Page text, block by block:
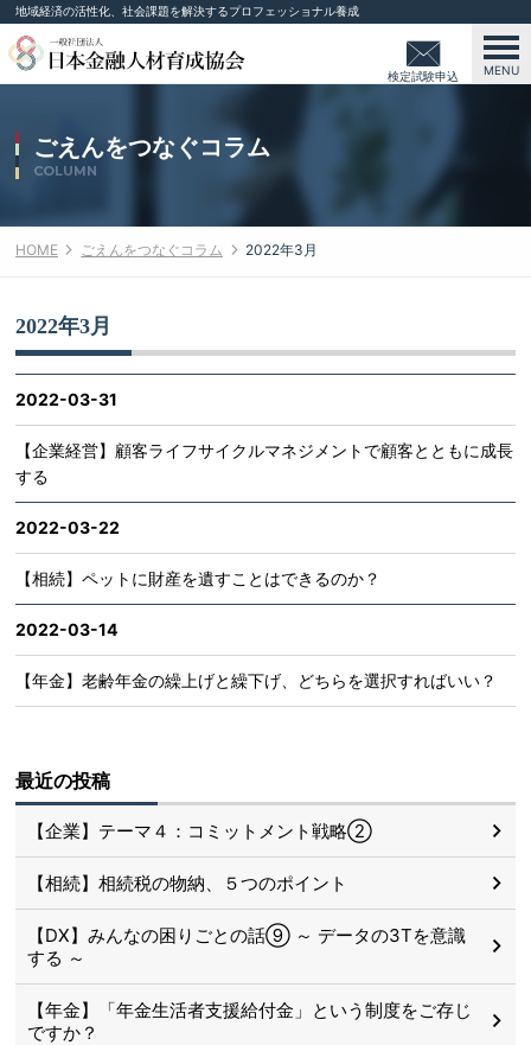
地域経済の活性化、社会課題を解決するプロフェッショナル養成
検定試験申込
み
MENU
ごえんをつなぐコラム
COLUMN
HOME ごえんをつなぐコラム 2022年3月
2022年3月
2022-03-31
【企業経営】顧客ライフサイクルマネジメントで顧客とともに成長
する
2022-03-22
【相続】ペットに財産を遺すことはできるのか？
2022-03-14
【年金】老齢年金の繰上げと繰下げ、どちらを選択すればいい？
最近の投稿
【企業】テーマ４：コミットメント戦略②
【相続】相続税の物納、５つのポイント
【DX】みんなの困りごとの話⑨ ～ データの3Tを意識
する ～
【年金】「年金生活者支援給付金」という制度をご存じ
ですか？